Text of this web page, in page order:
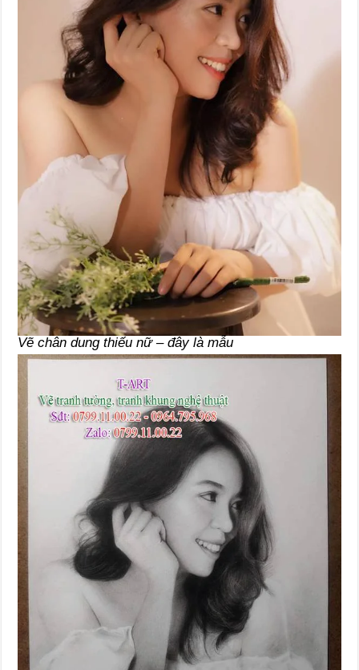
Vẽ chân dung thiếu nữ – đây là mẫu